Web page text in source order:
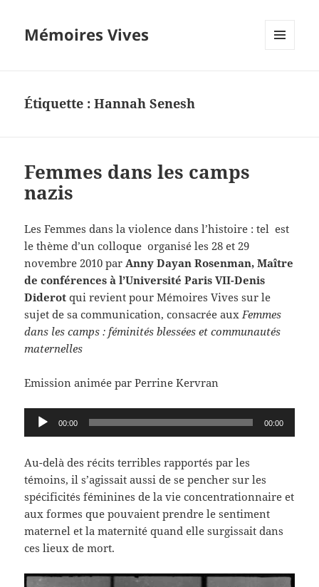
Mémoires Vives
Étiquette :Hannah Senesh
Femmes dans les camps
nazis
Les Femmes dans la violence dans l’histoire : tel est
le thème d’un colloque organisé les 28 et 29
novembre 2010 parAnny Dayan Rosenman, Maître
de conférences à l’Université Paris VII-Denis
Diderotqui revient pour Mémoires Vives sur le
sujet de sa communication, consacrée auxFemmes
dans les camps : féminités blessées et communautés
maternelles
Emission animée par Perrine Kervran
Lecteur
audio
00:00 00:00
Au-delà des récits terribles rapportés par les
témoins, il s’agissait aussi de se pencher sur les
spécificités féminines de la vie concentrationnaire et
aux formes que pouvaient prendre le sentiment
maternel et la maternité quand elle surgissait dans
ces lieux de mort.